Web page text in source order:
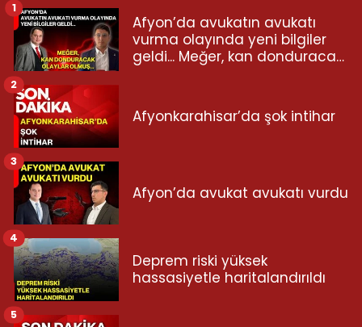
Afyon’da avukatın avukatı
vurma olayında yeni bilgiler
geldi... Meğer, kan donduracak
1
Afyonkarahisar’da şok intihar
2
Afyon’da avukat avukatı vurdu
3
Deprem riski yüksek
hassasiyetle haritalandırıldı
4
5